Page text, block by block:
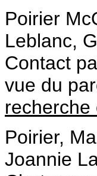
Poirier
Leblanc,
Contact
vue du
recherche
Poirier,
Joannie